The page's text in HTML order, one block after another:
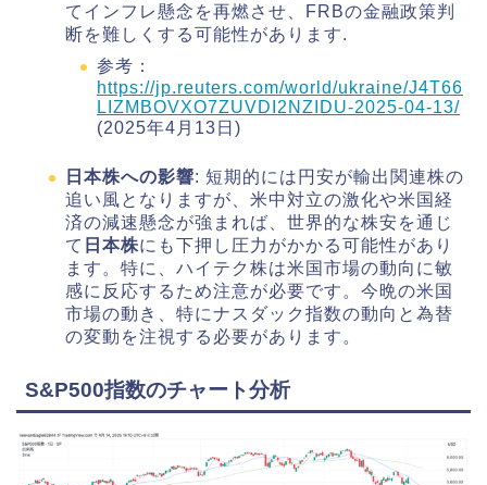
てインフレ懸念を再燃させ、FRBの金融政策判
断を難しくする可能性があります.
参考：
https://jp.reuters.com/world/ukraine/J4T66
LIZMBOVXO7ZUVDI2NZIDU-2025-04-13/
(2025年4月13日)
日本株への影響: 短期的には円安が輸出関連株の
追い風となりますが、米中対立の激化や米国経
済の減速懸念が強まれば、世界的な株安を通じ
て 日本株にも下押し圧力がかかる可能性があり
ます。特に、ハイテク株は米国市場の動向に敏
感に反応するため注意が必要です。今晩の米国
市場の動き、特にナスダック指数の動向と為替
の変動を注視する必要があります。
S&P500指数のチャート分析